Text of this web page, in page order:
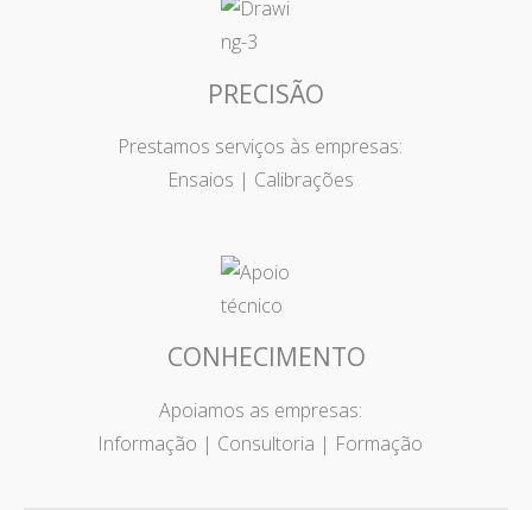
PRECISÃO
Prestamos serviços às empresas:
Ensaios | Calibrações
CONHECIMENTO
Apoiamos as empresas:
Informação | Consultoria | Formação